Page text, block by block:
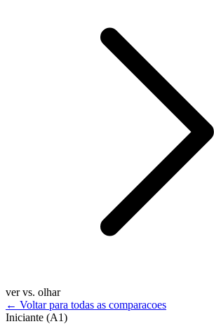
ver vs. olhar
← Voltar para todas as comparacoes
Iniciante (A1)